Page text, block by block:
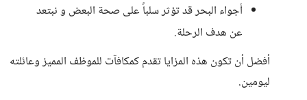
أجواء البحر قد تؤثر سلباً على صحة البعض و نبتعد
عن هدف الرحلة.
أفضل أن تكون هذه المزايا تقدم كمكافآت للموظف المميز وعائلته
ليومين.